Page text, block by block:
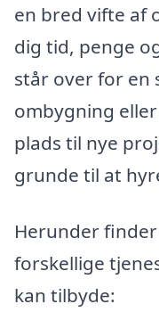
en bred vifte af
dig tid, penge
står over for en
ombygning
plads til nye
grunde til at
Herunder
forskellige
kan tilbyde: